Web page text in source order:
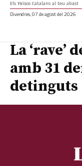
Els Països Catalans al teu abast
Divendres, 07 de agost del 2026
La ‘rave’
amb 31
detinguts